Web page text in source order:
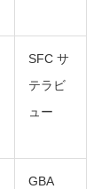
SFC サ
テラビ
ュー
GBA